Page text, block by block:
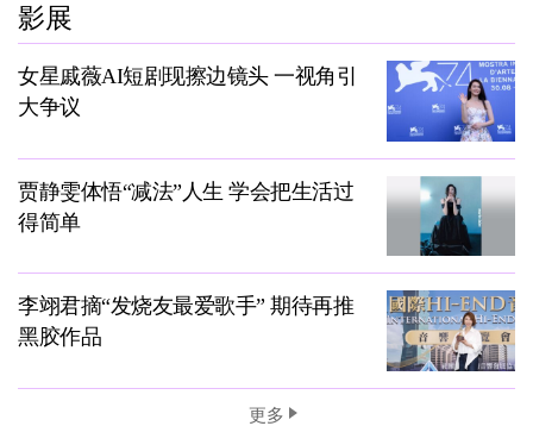
影展
女星戚薇AI短剧现擦边镜头 一视角引
大争议
贾静雯体悟“减法”人生 学会把生活过
得简单
李翊君摘“发烧友最爱歌手” 期待再推
黑胶作品
更多